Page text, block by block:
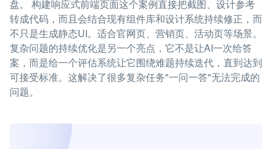
盘。 构建响应式前端页面这个案例直接把截图、设计参考
转成代码，而且会结合现有组件库和设计系统持续修正，而
不只是生成静态UI。适合官网页、营销页、活动页等场景。
复杂问题的持续优化是另一个亮点，它不是让AI一次给答
案，而是给一个评估系统让它围绕难题持续迭代，直到达到
可接受标准。这解决了很多复杂任务"一问一答"无法完成的
问题。